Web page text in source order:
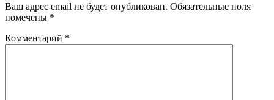
Ваш адрес email не будет опубликован. Обязательные поля
помечены *
Комментарий *